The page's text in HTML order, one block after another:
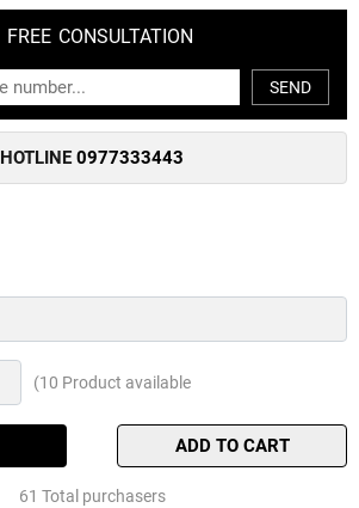
FREE CONSULTATION
SEND
HOTLINE 0977333443
(10 Product available
ADD TO CART
61 Total purchasers